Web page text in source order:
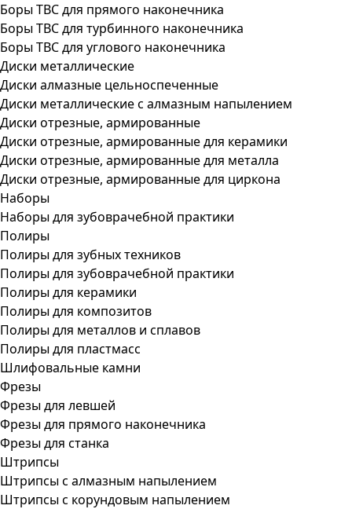
Боры ТВС для прямого наконечника
Боры ТВС для турбинного наконечника
Боры ТВС для углового наконечника
Диски металлические
Диски алмазные цельноспеченные
Диски металлические с алмазным напылением
Диски отрезные, армированные
Диски отрезные, армированные для керамики
Диски отрезные, армированные для металла
Диски отрезные, армированные для циркона
Наборы
Наборы для зубоврачебной практики
Полиры
Полиры для зубных техников
Полиры для зубоврачебной практики
Полиры для керамики
Полиры для композитов
Полиры для металлов и сплавов
Полиры для пластмасс
Шлифовальные камни
Фрезы
Фрезы для левшей
Фрезы для прямого наконечника
Фрезы для станка
Штрипсы
Штрипсы c алмазным напылением
Штрипсы c корундовым напылением